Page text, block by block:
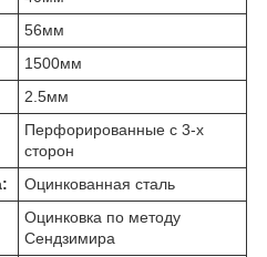
56мм
1500мм
2.5мм
Перфорированные с 3-х
сторон
Оцинкованная сталь
Оцинковка по методу
Сендзимира